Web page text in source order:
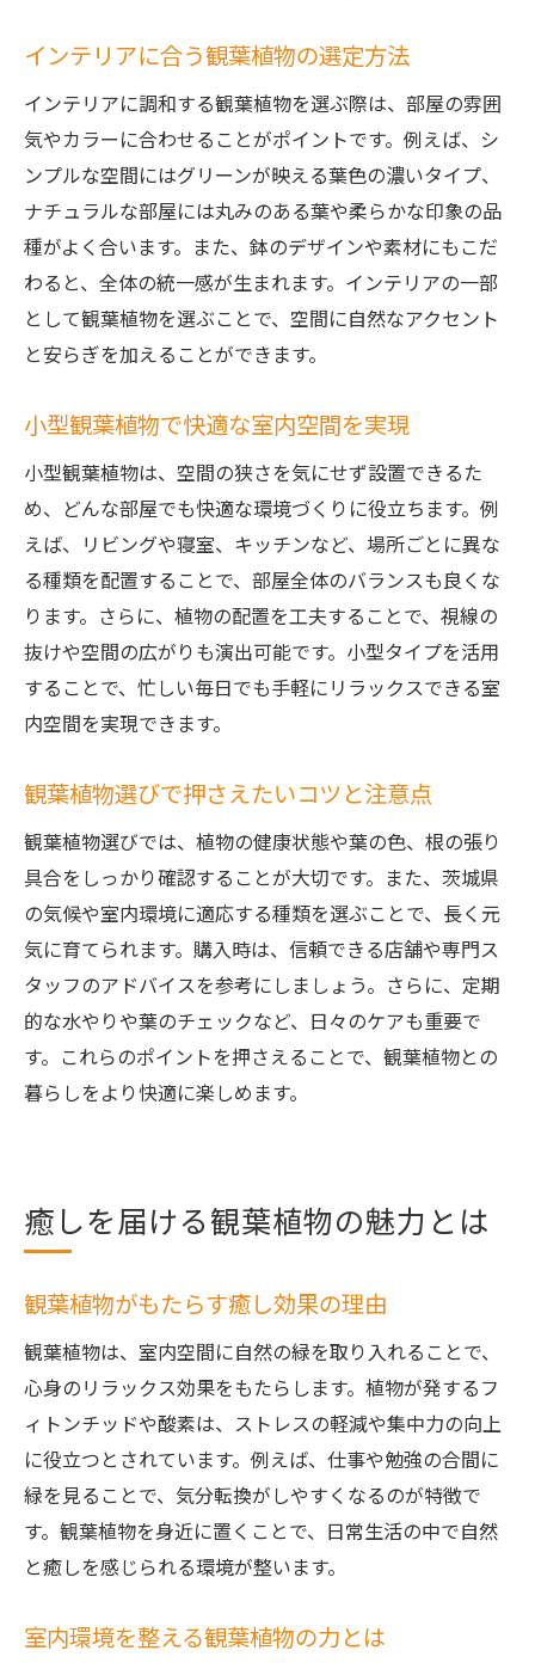
育てやすい観葉植物の特徴とは
小型観葉植物で続けやすい室内緑化
観葉植物のトラブル対策と解決法
忙しい人でも育てやすい観葉植物選び
茨城県で見つける理想の観葉植物体験
茨城県で観葉植物を探す楽しみ方
観葉植物体験を充実させるヒント
小型観葉植物の選び方体験談まとめ
地元で実感する観葉植物の魅力
観葉植物選びで出会う新たな発見
暮らしに彩りを添える室内植物のポイント
観葉植物で毎日を彩るアイデア集
室内に自然の癒しを取り入れる方法
小型観葉植物で手軽に模様替え提案
観葉植物が暮らしに与える良い影響
自分らしい室内空間を作る観葉植物
観葉植物で叶うワンランク上の暮らし
インテリアに合う観葉植物の選定方法
インテリアに調和する観葉植物を選ぶ際は、部屋の雰囲
気やカラーに合わせることがポイントです。例えば、シ
ンプルな空間にはグリーンが映える葉色の濃いタイプ、
ナチュラルな部屋には丸みのある葉や柔らかな印象の品
種がよく合います。また、鉢のデザインや素材にもこだ
わると、全体の統一感が生まれます。インテリアの一部
として観葉植物を選ぶことで、空間に自然なアクセント
と安らぎを加えることができます。
小型観葉植物で快適な室内空間を実現
小型観葉植物は、空間の狭さを気にせず設置できるた
め、どんな部屋でも快適な環境づくりに役立ちます。例
えば、リビングや寝室、キッチンなど、場所ごとに異な
る種類を配置することで、部屋全体のバランスも良くな
ります。さらに、植物の配置を工夫することで、視線の
抜けや空間の広がりも演出可能です。小型タイプを活用
することで、忙しい毎日でも手軽にリラックスできる室
内空間を実現できます。
観葉植物選びで押さえたいコツと注意点
観葉植物選びでは、植物の健康状態や葉の色、根の張り
具合をしっかり確認することが大切です。また、茨城県
の気候や室内環境に適応する種類を選ぶことで、長く元
気に育てられます。購入時は、信頼できる店舗や専門ス
タッフのアドバイスを参考にしましょう。さらに、定期
的な水やりや葉のチェックなど、日々のケアも重要で
す。これらのポイントを押さえることで、観葉植物との
暮らしをより快適に楽しめます。
癒しを届ける観葉植物の魅力とは
観葉植物がもたらす癒し効果の理由
観葉植物は、室内空間に自然の緑を取り入れることで、
心身のリラックス効果をもたらします。植物が発するフ
ィトンチッドや酸素は、ストレスの軽減や集中力の向上
に役立つとされています。例えば、仕事や勉強の合間に
緑を見ることで、気分転換がしやすくなるのが特徴で
す。観葉植物を身近に置くことで、日常生活の中で自然
と癒しを感じられる環境が整います。
室内環境を整える観葉植物の力とは